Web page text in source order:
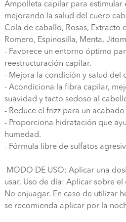
Ampolleta capilar para estimular
mejorando la salud del cuero
Cola de caballo, Rosas, Extracto
Romero, Espinosilla, Menta,
- Favorece un entorno óptimo
reestructuración capilar.
- Mejora la condición y salud del
- Acondiciona la fibra capilar,
suavidad y tacto sedoso al
- Reduce el frizz para un
- Proporciona hidratación que
humedad.
- Fórmula libre de sulfatos
MODO DE USO: Aplicar una
usar. Uso de día: Aplicar sobre
No enjuagar. En caso de utilizar
se recomienda aplicar por la